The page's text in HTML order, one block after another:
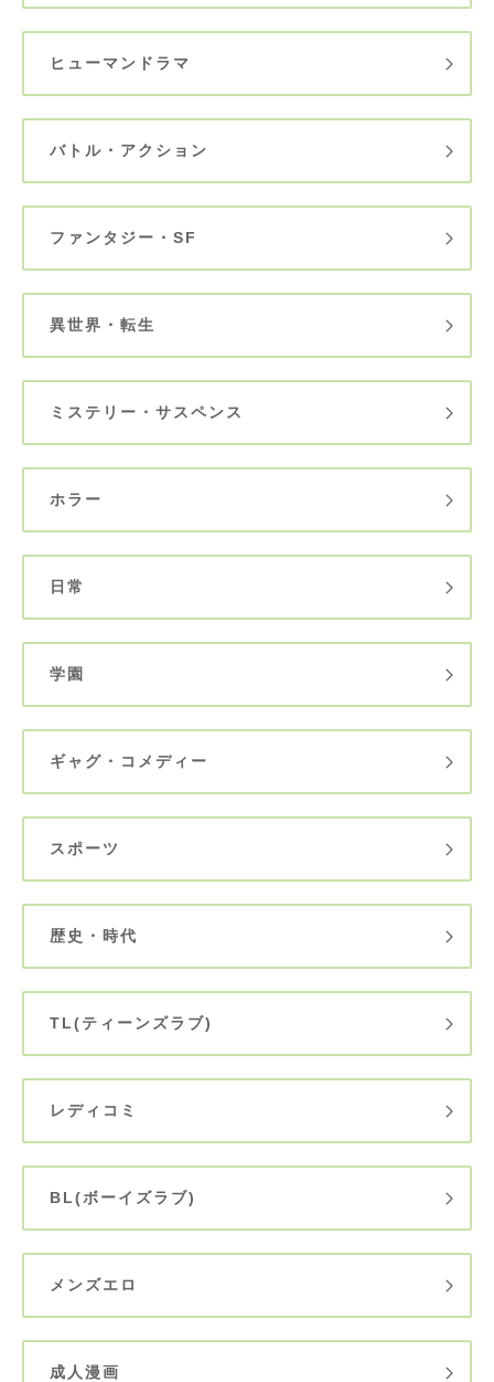
ヒューマンドラマ
バトル・アクション
ファンタジー・SF
異世界・転生
ミステリー・サスペンス
ホラー
日常
学園
ギャグ・コメディー
スポーツ
歴史・時代
TL(ティーンズラブ)
レディコミ
BL(ボーイズラブ)
メンズエロ
成人漫画